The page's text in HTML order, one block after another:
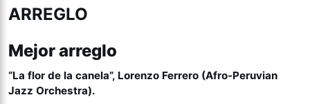
ARREGLO
Mejor arreglo
“La flor de la canela”, Lorenzo Ferrero (Afro-Peruvian
Jazz Orchestra).